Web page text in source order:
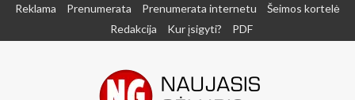
SkipReklama Prenumerata Prenumerata internetu
Šeimos kortelė
Redakcija
Kur įsigyti? PDF